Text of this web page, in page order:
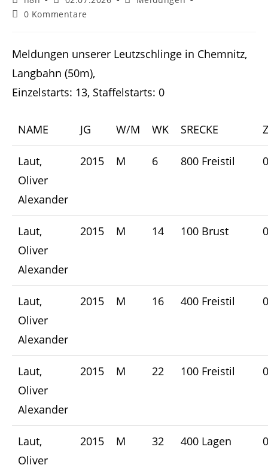
Autor:
veröffentlicht:
Beitrags-
0 Kommentare
Meldungen unserer Leutzschlinge in Chemnitz,
Langbahn (50m),
Einzelstarts: 13, Staffelstarts: 0
NAME JG W/M WK SRECKE
Laut,
Oliver
Alexander
2015 M 6 800 Freistil
Laut,
Oliver
Alexander
2015 M 14 100 Brust
Laut,
Oliver
Alexander
2015 M 16 400 Freistil
Laut,
Oliver
Alexander
2015 M 22 100 Freistil
Laut,
Oliver
2015 M 32 400 Lagen